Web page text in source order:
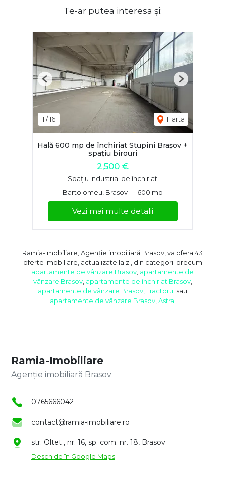
Te-ar putea interesa și:
1 /16 Harta
Previous Next
Hală 600 mp de închiriat Stupini Brașov +
spațiu birouri
2,500 €
Spațiu industrial de închiriat
Bartolomeu, Brasov
600 mp
Vezi mai multe detalii
Ramia-Imobiliare, Agenție imobiliară Brasov, va ofera 43
oferte imobiliare, actualizate la zi, din categorii precum
apartamente de vânzare Brasov apartamente de
vânzare Brasov, apartamente de închiriat Brasov,
apartamente de vânzare Brasov, Tractorul sau
apartamente de vânzare Brasov, Astra
Ramia-Imobiliare
Agenție imobiliară Brasov
0765666042
contact@ramia-imobiliare.ro
str. Oltet , nr. 16, sp. com. nr. 18, Brasov
Deschide în Google Maps